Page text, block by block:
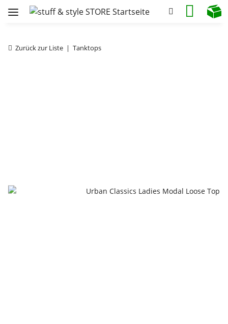
Zurück zur Liste Tanktops